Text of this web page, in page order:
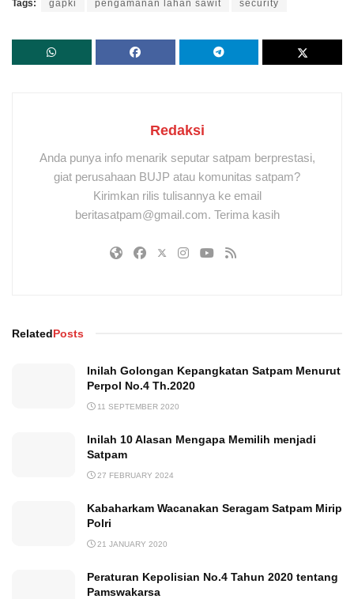
Tags: gapki pengamanan lahan sawit security
Redaksi
Anda punya info menarik seputar satpam berprestasi,
giat perusahaan BUJP atau komunitas satpam?
Kirimkan rilis tulisannya ke email
beritasatpam@gmail.com. Terima kasih
RelatedPosts
Inilah Golongan Kepangkatan Satpam Menurut
Perpol No.4 Th.2020
11 SEPTEMBER 2020
Inilah 10 Alasan Mengapa Memilih menjadi
Satpam
27 FEBRUARY 2024
Kabaharkam Wacanakan Seragam Satpam Mirip
Polri
21 JANUARY 2020
Peraturan Kepolisian No.4 Tahun 2020 tentang
Pamswakarsa